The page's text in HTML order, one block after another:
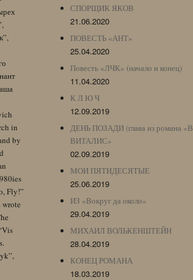
in
by
Fly!”
wrote
СПОРЩИК ЯКОВ
21.06.2020
ПОВЕСТЬ «АНТ»
25.04.2020
Повесть «ЛЧК» (начало и конец)
11.04.2020
К Л Ю Ч
12.09.2019
ДЕНЬ ПОЗАДИ (глава из романа
ВИТАЛИС»
02.09.2019
МОИ ПЯТИДЕСЯТЫЕ
25.06.2019
ИЗ «Вокруг да около»
29.04.2019
МИХАИЛ ВОЛЬКЕНШТЕЙН
28.04.2019
КОНЕЦ РОМАНА
18.03.2019